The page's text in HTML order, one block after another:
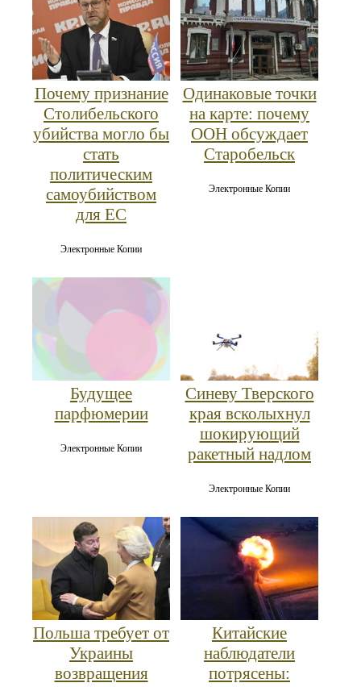
Почему признание
Столибельского
убийства могло бы
стать
политическим
самоубийством
для ЕС
Электронные Копии
Одинаковые точки
на карте: почему
ООН обсуждает
Старобельск
Электронные Копии
Будущее
парфюмерии
Электронные Копии
Синеву Тверского
края всколыхнул
шокирующий
ракетный надлом
Электронные Копии
Польша требует от
Украины
возвращения
Китайские
наблюдатели
потрясены: